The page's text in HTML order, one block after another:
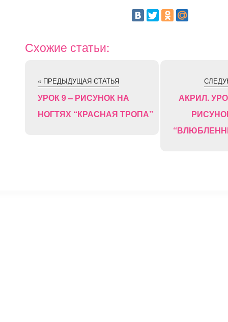
Схожие статьи:
« ПРЕДЫДУЩАЯ СТАТЬЯ
УРОК 9 – РИСУНОК НА
НОГТЯХ “КРАСНАЯ ТРОПА”
АКРИЛ.